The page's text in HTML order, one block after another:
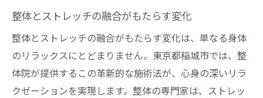
整体とストレッチの融合がもたらす変化
整体とストレッチの融合がもたらす変化は、単なる身体
のリラックスにとどまりません。東京都稲城市では、整
体院が提供するこの革新的な施術法が、心身の深いリラ
クゼーションを実現します。整体の専門家は、ストレッ